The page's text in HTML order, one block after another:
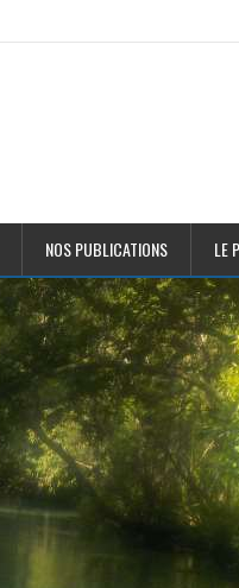
NOS PUBLICATIONS LE